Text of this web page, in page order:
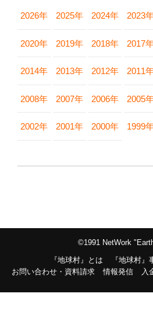
2026年 2025年 2024年 2023
2020年 2019年 2018年 2017
2014年 2013年 2012年 2011
2008年 2007年 2006年 2005
2002年 2001年 2000年 1999
©1991 NetWork
『地球村』とは
『地球村
お問い合わせ・資料請求
情報発信 入